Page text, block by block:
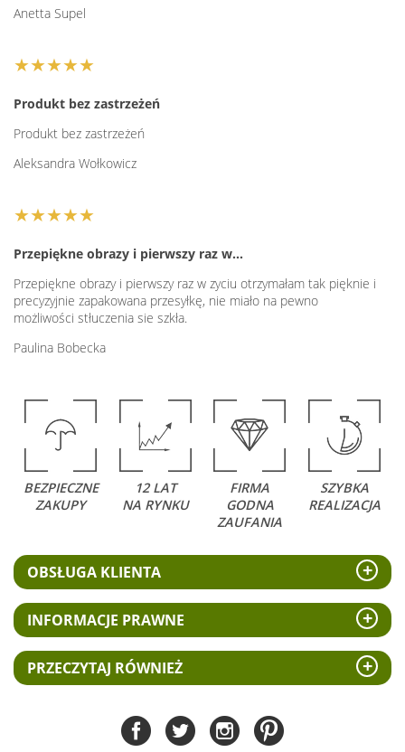
Anetta Supel
★★★★★
Produkt bez zastrzeżeń
Produkt bez zastrzeżeń
Aleksandra Wołkowicz
★★★★★
Przepiękne obrazy i pierwszy raz w…
Przepiękne obrazy i pierwszy raz w zyciu otrzymałam tak pięknie i
precyzyjnie zapakowana przesyłkę, nie miało na pewno
możliwości stłuczenia sie szkła.
Paulina Bobecka
BEZPIECZNE
ZAKUPY
12 LAT
NA RYNKU
FIRMA
GODNA
ZAUFANIA
SZYBKA
REALIZACJA
OBSŁUGA KLIENTA
INFORMACJE PRAWNE
PRZECZYTAJ RÓWNIEŻ